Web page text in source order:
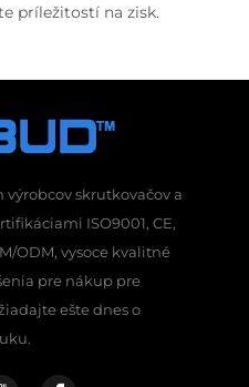
príležitostí na zisk.
skrutkovačov a
ISO9001, CE,
ODM, vysoce kvalitné
pre nákup pre
ešte dnes o